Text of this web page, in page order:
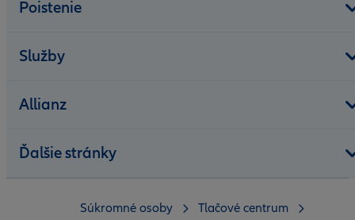
Poistenie
Služby
Allianz
Ďalšie stránky
Súkromné osoby
Tlačové centrum